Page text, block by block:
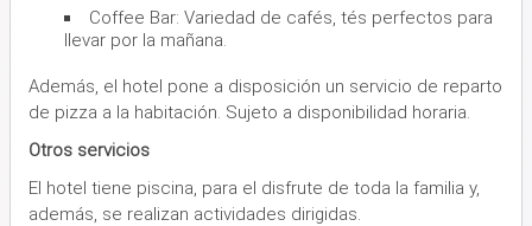
Coffee Bar: Variedad de cafés, tés perfectos para
llevar por la mañana.
Además, el hotel pone a disposición un servicio de reparto
de pizza a la habitación. Sujeto a disponibilidad horaria.
Otros servicios
El hotel tiene piscina, para el disfrute de toda la familia y,
además, se realizan actividades dirigidas.